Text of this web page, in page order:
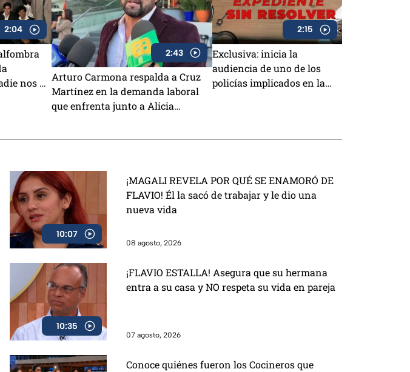
2:04
nos va
2:43
Arturo Carmona respalda a Cruz
Martínez en la demanda laboral
que enfrenta junto a Alicia
2:15
Exclusiva: inicia la
audiencia de uno de los
policías implicados en la
10:07
¡MAGALI REVELA POR QUÉ SE ENAMORÓ DE
FLAVIO! Él la sacó de trabajar y le dio una
nueva vida
08 agosto, 2026
10:35
¡FLAVIO ESTALLA! Asegura que su hermana
entra a su casa y NO respeta su vida en pareja
07 agosto, 2026
Conoce quiénes fueron los Cocineros que